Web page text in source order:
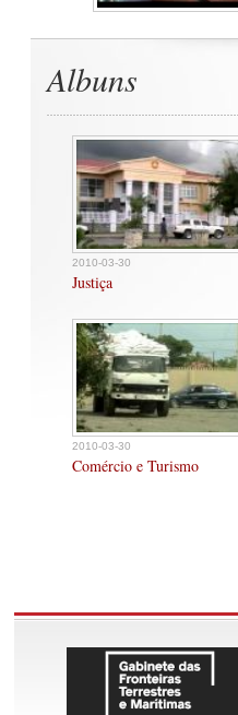
Albuns
2010-03-30
Justiça
2010-03-30
Comércio e Turismo